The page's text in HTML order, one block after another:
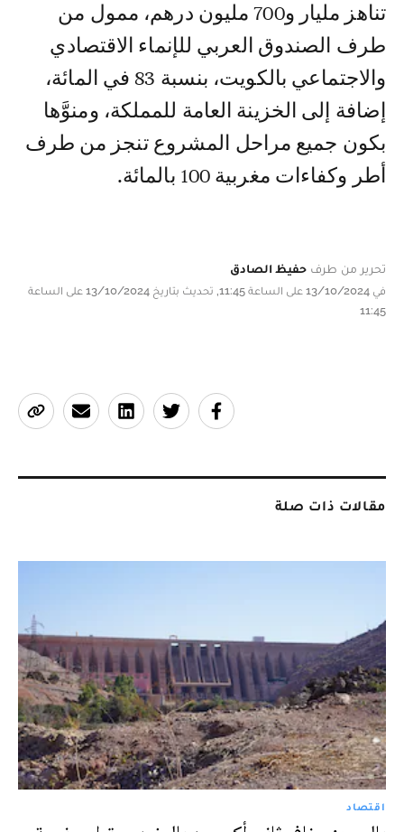
تناهز مليار و700 مليون درهم، ممول من
طرف الصندوق العربي للإنماء الاقتصادي
والاجتماعي بالكويت، بنسبة 83 في المائة،
إضافة إلى الخزينة العامة للمملكة، ومنوَّها
بكون جميع مراحل المشروع تنجز من طرف
أطر وكفاءات مغربية 100 بالمائة.
تحرير من طرف حفيظ الصادق
في 13/10/2024 على الساعة 11:45, تحديث بتاريخ 13/10/2024 على الساعة
11:45
مقالات ذات صلة
اقتصاد